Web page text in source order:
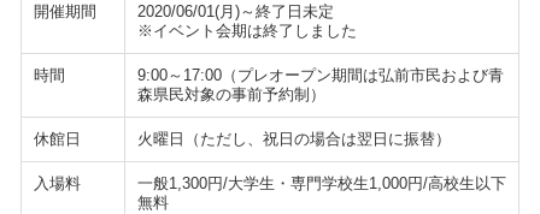
開催期間
2020/06/01(月)～終了日未定
※イベント会期は終了しました
時間
9:00～17:00（プレオープン期間は弘前市民および青
森県民対象の事前予約制）
休館日 火曜日（ただし、祝日の場合は翌日に振替）
入場料
一般1,300円/大学生・専門学校生1,000円/高校生以下
無料